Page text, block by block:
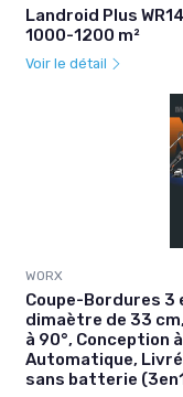
Landroid Plus
1000-1200 m²
Voir le détail
WORX
Coupe-Bordures 3
dimaètre de 33
à 90°, Conception
Automatique,
sans batterie